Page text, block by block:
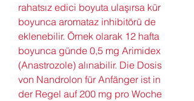
rahatsız edici boyuta ulaşırsa kür
boyunca aromataz inhibitörü de
eklenebilir. Örnek olarak 12 hafta
boyunca günde 0,5 mg Arimidex
(Anastrozole) alınabilir. Die Dosis
von Nandrolon für Anfänger ist in
der Regel auf 200 mg pro Woche